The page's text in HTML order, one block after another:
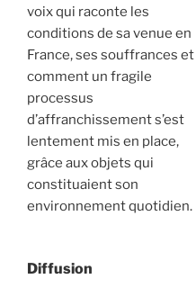
voix qui raconte les
conditions de sa venue en
France, ses souffrances et
comment un fragile
processus
d’affranchissement s’est
lentement mis en place,
grâce aux objets qui
constituaient son
environnement quotidien.
Diffusion